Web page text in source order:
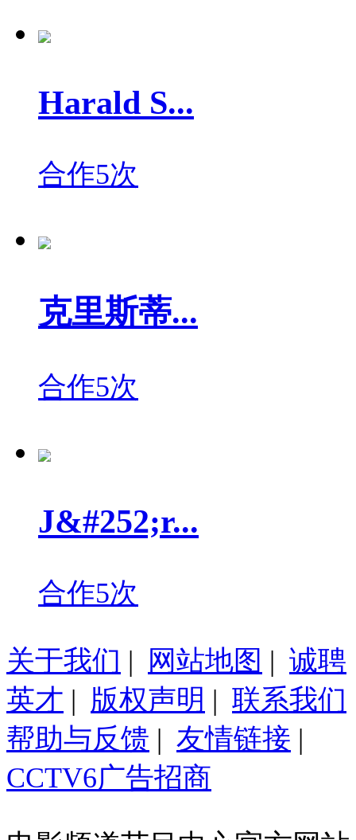
Harald S...
合作5次
克里斯蒂...
合作5次
J&#252;r...
合作5次
关于我们 | 网站地图 | 诚聘
英才 | 版权声明 | 联系我们
帮助与反馈 | 友情链接 |
CCTV6广告招商